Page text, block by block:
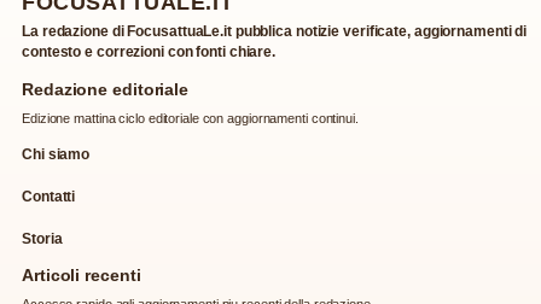
La redazione di FocusattuaLe.it pubblica notizie verificate, aggiornamenti di
contesto e correzioni con fonti chiare.
Redazione editoriale
Edizione mattina ciclo editoriale con aggiornamenti continui.
Chi siamo
Contatti
Storia
Articoli recenti